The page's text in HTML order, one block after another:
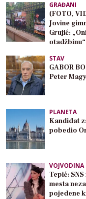
GRAĐANI
(FOTO,
Jovine
Grujić:
otadžbinu“
STAV
GABOR
Peter
PLANETA
Kandidat
pobedio
VOJVODINA
Tepić:
mesta
pojedene